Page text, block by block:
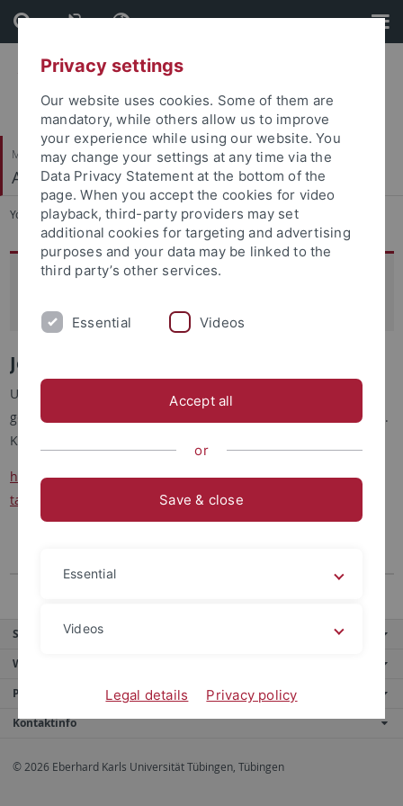
Skip
to
content
Skip
to
footer
Mathematisch-Naturwissenschaftliche Fakultät
Angewandte Kognitionspsychologie
You are here: Startseite ... Teilnahme an Online-Studien
Jetzt teilnehmen: Aktuell laufende
Online-Studien am Arbeitsbereich
Jetzt auf ILIAS
Unsere aktuellen Studien bewerben wir jetzt über die
gemeinsame Plattform des Fachbereichs Psychologie auf ILIAS.
Klicken Sie dafür bitte auf nachfolgenden Link:
https://ovidius.uni-tuebingen.de/ilias3/goto.php?
target=crs_2752163&client_id=pr02
Service
Weitere Angebote
Portale
Kontaktinfo
© 2026 Eberhard Karls Universität Tübingen, Tübingen
Privacy settings
Our website uses cookies. Some of them are
mandatory, while others allow us to improve
your experience while using our website. You
may change your settings at any time via the
Data Privacy Statement at the bottom of the
page. When you accept the cookies for video
playback, third-party providers may set
additional cookies for targeting and advertising
purposes and your data may be linked to the
third party’s other services.
Essential Videos
Accept all
or
Save & close
Essential
Videos
Legal details Privacy policy